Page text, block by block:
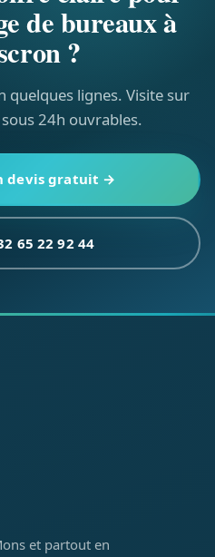
de bureaux à
?
quelques lignes. Visite sur
24h ouvrables.
devis gratuit →
65 22 92 44
et partout en